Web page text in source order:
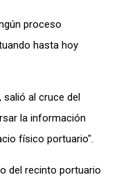
proceso
hasta hoy
salió al cruce del
la información
físico portuario".
del recinto portuario